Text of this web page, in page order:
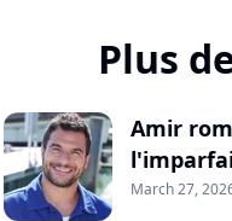
Plus
Amir
March 27,